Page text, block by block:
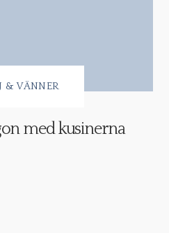
& VÄNNER
med kusinerna